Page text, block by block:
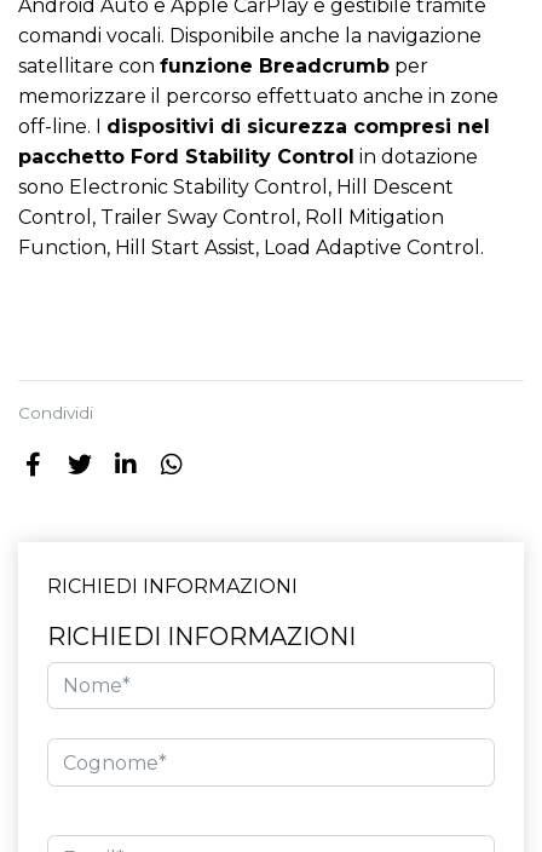
Android Auto e Apple CarPlay e gestibile tramite
comandi vocali. Disponibile anche la navigazione
satellitare con funzione Breadcrumb per
memorizzare il percorso effettuato anche in zone
off-line. I dispositivi di sicurezza compresi nel
pacchetto Ford Stability Control in dotazione
sono Electronic Stability Control, Hill Descent
Control, Trailer Sway Control, Roll Mitigation
Function, Hill Start Assist, Load Adaptive Control.
Condividi
RICHIEDI INFORMAZIONI
RICHIEDI INFORMAZIONI